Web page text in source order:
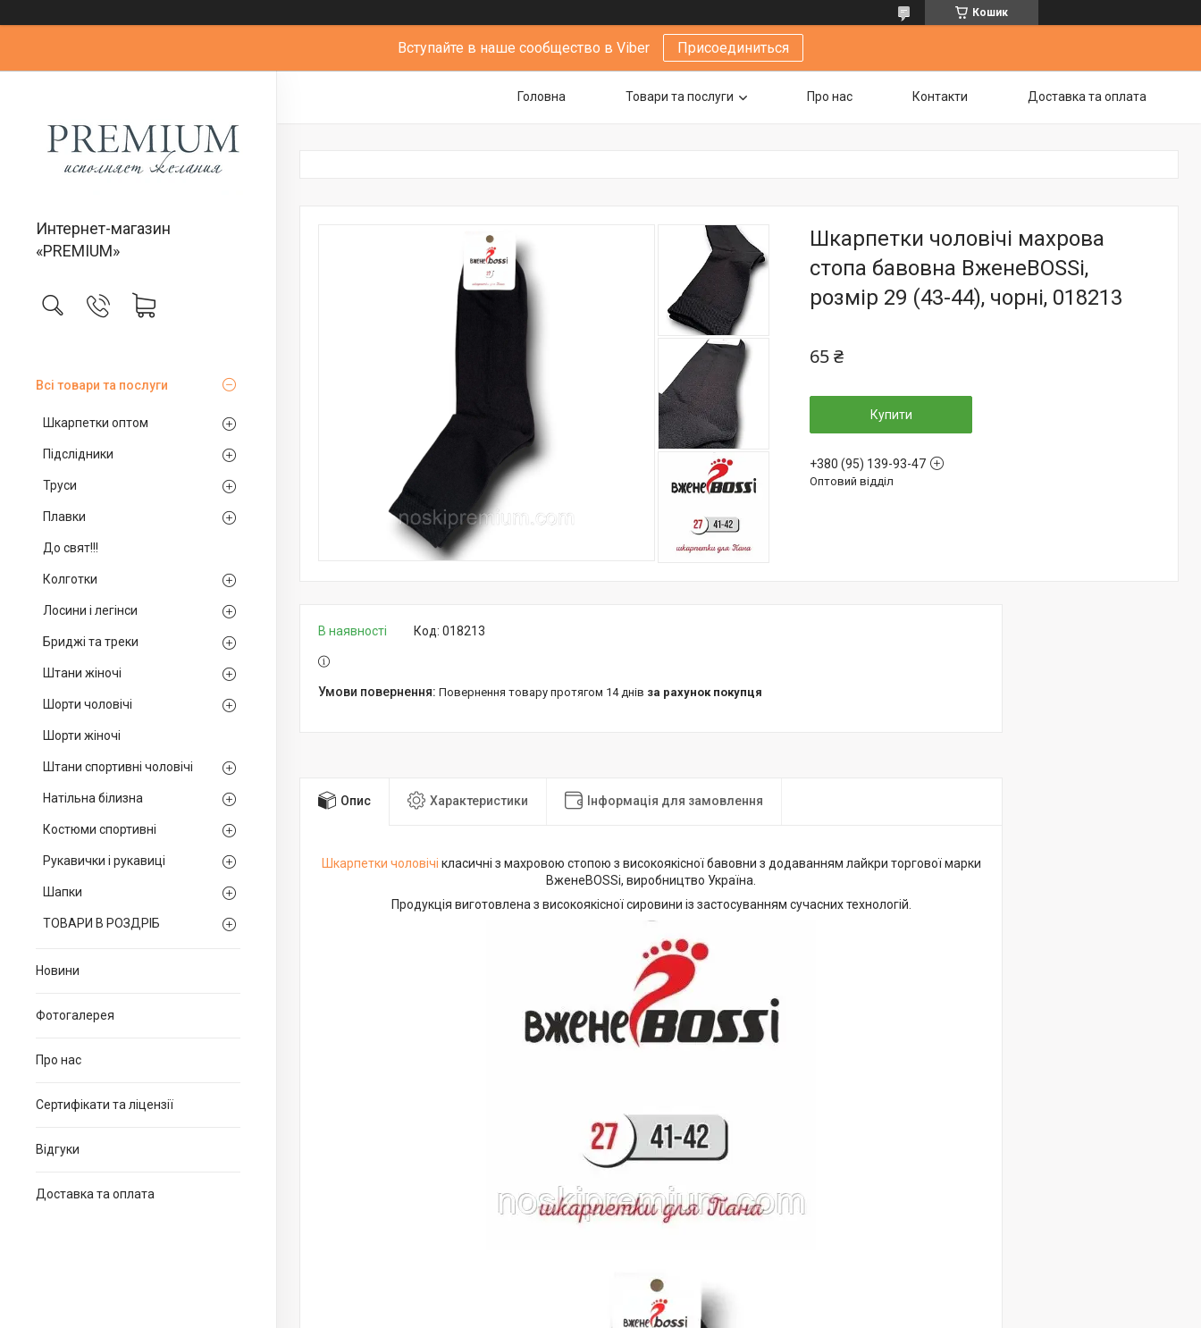
Кошик
Вступайте в наше сообщество в Viber Присоединиться
Интернет-магазин
«PREMIUM»
Всі товари та послуги
Шкарпетки оптом
Підслідники
Труси
Плавки
До свят!!!
Колготки
Лосини і легінси
Бриджі та треки
Штани жіночі
Шорти чоловічі
Шорти жіночі
Штани спортивні чоловічі
Натільна білизна
Костюми спортивні
Рукавички і рукавиці
Шапки
ТОВАРИ В РОЗДРІБ
Новини
Фотогалерея
Про нас
Сертифікати та ліцензії
Відгуки
Доставка та оплата
Головна Товари та послуги Про нас Контакти Доставка та оплата
Шкарпетки чоловічі махрова
стопа бавовна ВженеBOSSі,
розмір 29 (43-44), чорні, 018213
65 ₴
Купити
+380 (95) 139-93-47
Оптовий відділ
В наявності Код: 018213
повернення товару протягом 14 днів за рахунок покупця
Опис Характеристики Інформація для замовлення
Шкарпетки чоловічі класичні з махровою стопою з високоякісної бавовни з додаванням лайкри торгової марки
ВженеBOSSі, виробництво Україна.
Продукція виготовлена з високоякісної сировини із застосуванням сучасних технологій.